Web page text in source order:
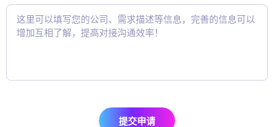
提交申请